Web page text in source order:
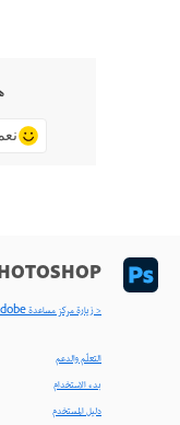
< زيارة مركز مساعدة Adobe
التعلّم والدعم
بدء الاستخدام
دليل المستخدم